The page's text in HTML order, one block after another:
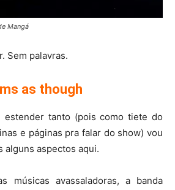
Mangá
Sem palavras.
as though
estender tanto (pois como tiete do
e páginas pra falar do show) vou
alguns aspectos aqui.
músicas avassaladoras, a banda